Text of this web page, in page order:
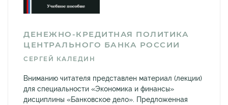
ДЕНЕЖНО-КРЕДИТНАЯ ПОЛИТИКА
ЦЕНТРАЛЬНОГО БАНКА РОССИИ
СЕРГЕЙ КАЛЕДИН
Вниманию читателя представлен материал (лекции)
для специальности «Экономика и финансы»
дисциплины «Банковское дело». Предложенная